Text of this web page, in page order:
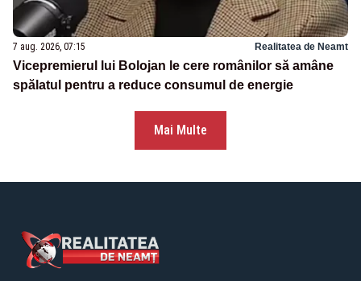
7 aug. 2026, 07:15 Realitatea de Neamt
Vicepremierul lui Bolojan le cere românilor să amâne
spălatul pentru a reduce consumul de energie
Mai Multe